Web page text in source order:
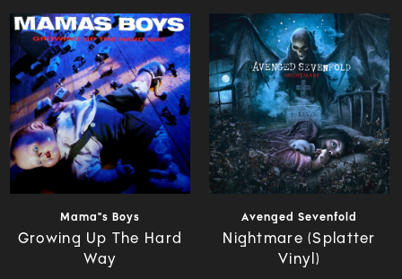
Mama"s Boys
Growing Up The Hard
Way
Avenged Sevenfold
Nightmare (Splatter
Vinyl)